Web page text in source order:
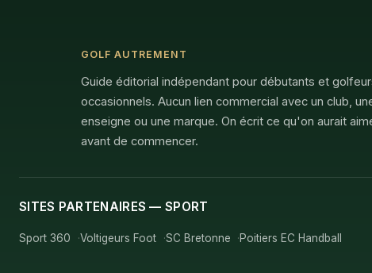
GOLF AUTREMENT
Guide éditorial indépendant pour débutants et
occasionnels. Aucun lien commercial avec un club,
enseigne ou une marque. On écrit ce qu'on aurait
avant de commencer.
SITES PARTENAIRES — SPORT
Sport 360 Voltigeurs Foot SC Bretonne Poitiers EC Handball